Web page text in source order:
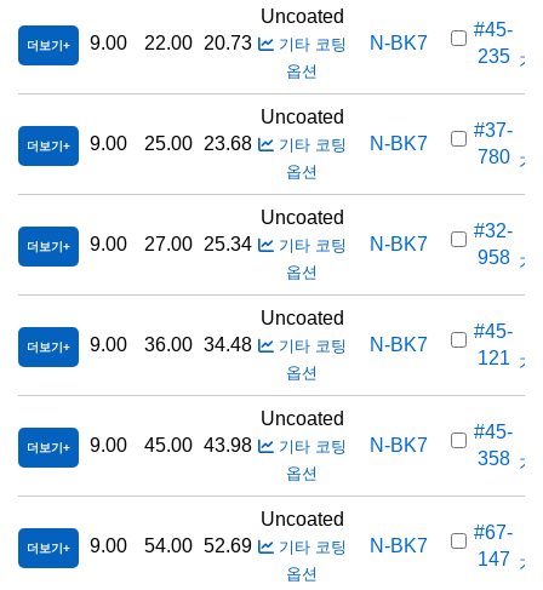
더보기 9.00 22.00 20.73
Uncoated
기타 코팅
옵션
N-BK7
#45-
235 가
더보기 9.00 25.00 23.68
Uncoated
기타 코팅
옵션
N-BK7
#37-
780 가
더보기 9.00 27.00 25.34
Uncoated
기타 코팅
옵션
N-BK7
#32-
958 가
더보기 9.00 36.00 34.48
Uncoated
기타 코팅
옵션
N-BK7
#45-
121 가
더보기 9.00 45.00 43.98
Uncoated
기타 코팅
옵션
N-BK7
#45-
358 가
더보기 9.00 54.00 52.69
Uncoated
기타 코팅
옵션
N-BK7
#67-
147 가